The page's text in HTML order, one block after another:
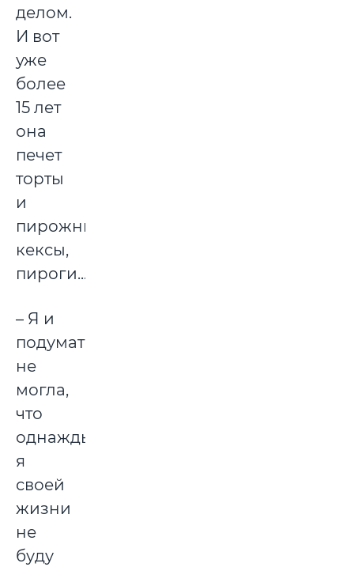
делом.
И вот
уже
более
15 лет
она
печет
торты
и
пирожные,
кексы,
пироги...
– Я и
подумать
не
могла,
что
однажды
я
своей
жизни
не
буду